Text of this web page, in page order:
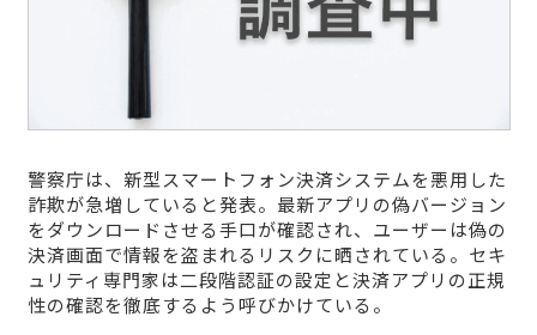
警察庁は、新型スマートフォン決済システムを悪用した
詐欺が急増していると発表。最新アプリの偽バージョン
をダウンロードさせる手口が確認され、ユーザーは偽の
決済画面で情報を盗まれるリスクに晒されている。セキ
ュリティ専門家は二段階認証の設定と決済アプリの正規
性の確認を徹底するよう呼びかけている。